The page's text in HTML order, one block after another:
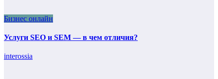
Бизнес онлайн
Услуги SEO и SEM — в чем отличия?
interossia